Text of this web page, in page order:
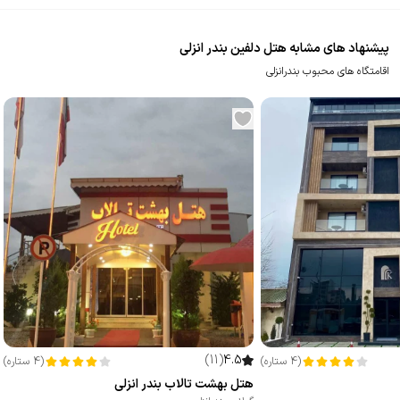
پیشنهاد های مشابه هتل دلفین بندر انزلی
اقامتگاه های محبوب بندرانزلی
(
4 ستاره)
4.5
(
11
)
(
4 ستاره)
هتل بهشت تالاب بندر انزلی